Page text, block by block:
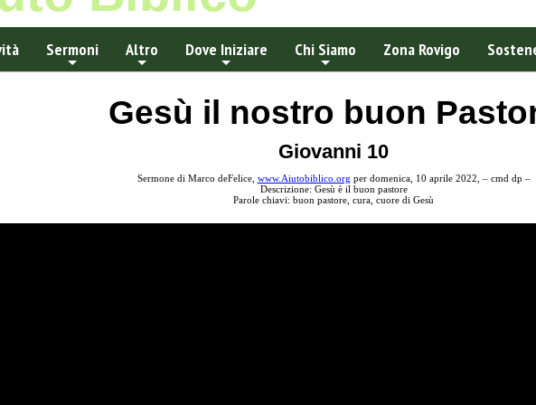
Sermoni Altro Dove Iniziare Chi Siamo Zona Rovigo
Gesù il nostro buon
Giovanni 10
Sermone di Marco deFelice, www.Aiutobiblico.org per domenica, 10 aprile 2022, – cmd dp –
Descrizione: Gesù è il buon pastore
Parole chiavi: buon pastore, cura, cuore di Gesù